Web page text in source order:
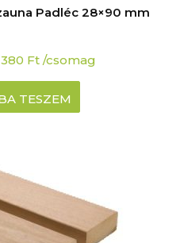
Padléc 28×90 mm
Ft /csomag
TESZEM